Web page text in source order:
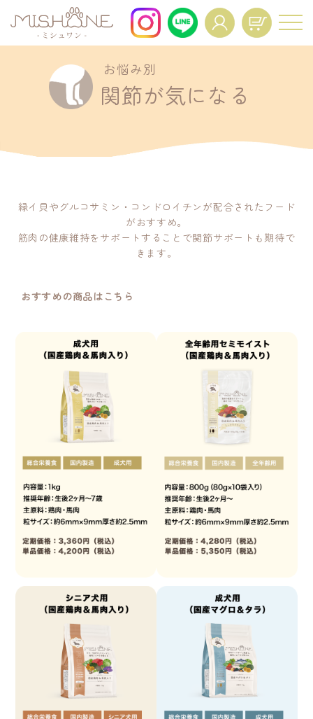
For All Dogs and All Life Stages.
Voice
FAQ Interview
News
Mypage Operation
Manual
マイページ操作マニュア
ル
Regular Service
Calculation
給与量計算
Company
会社概要
Privacy Policy
個人情報保護方針
お悩み別
関節が気になる
緑イ貝やグルコサミン・コンドロイチンが配合されたフード
がおすすめ。
筋肉の健康維持をサポートすることで関節サポートも期待で
きます。
おすすめの商品はこちら